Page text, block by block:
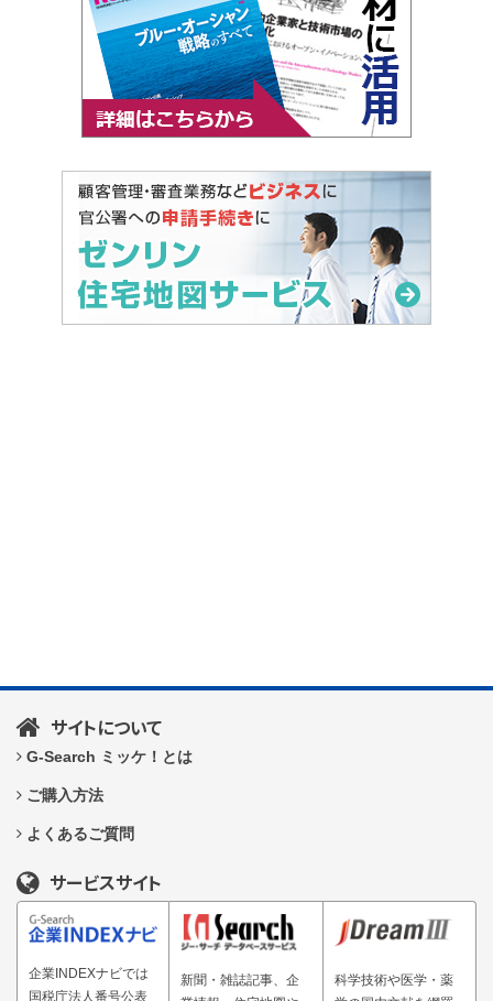
サイトについて
G-Search ミッケ！とは
ご購入方法
よくあるご質問
サービスサイト
企業INDEXナビでは
国税庁法人番号公表
新聞・雑誌記事、企
科学技術や医学・薬